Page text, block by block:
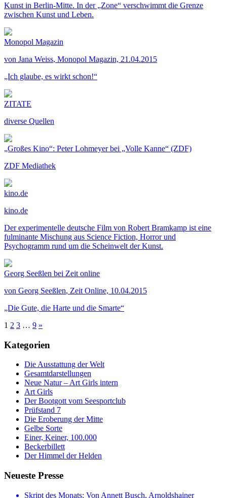
Kunst in Berlin-Mitte. In der „Zone“ verschwimmt die Grenze
zwischen Kunst und Leben.
Monopol Magazin
von Jana Weiss, Monopol Magazin, 21.04.2015
„Ich glaube, es wirkt schon!“
ZITATE
diverse Quellen
„Großes Kino“: Peter Lohmeyer bei „Volle Kanne“ (ZDF)
ZDF Mediathek
kino.de
kino.de
Der experimentelle deutsche Film von Robert Bramkamp ist eine
fulminante Mischung aus Science Fiction, Horror und
Psychogramm rund um die Scheinwelt der Kunst.
Georg Seeßlen bei Zeit online
von Georg Seeßlen, Zeit Online, 10.04.2015
„Die Gute, die Harte und die Smarte“
1 2 3 … 9 »
Kategorien
Die Ausstattung der Welt
Gesamtdarstellungen
Neue Natur – Art Girls intern
Art Girls
Der Bootgott vom Seesportclub
Prüfstand 7
Die Eroberung der Mitte
Gelbe Sorte
Einer, Keiner, 100.000
Beckerbillett
Der Himmel der Helden
Neueste Presse
Skript des Monats: Von Annett Busch, Arnoldshainer